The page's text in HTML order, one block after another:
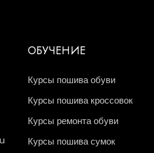
ОБУЧЕНИЕ
Курсы пошива обуви
Курсы пошива кроссовок
Курсы ремонта обуви
Курсы пошива сумок